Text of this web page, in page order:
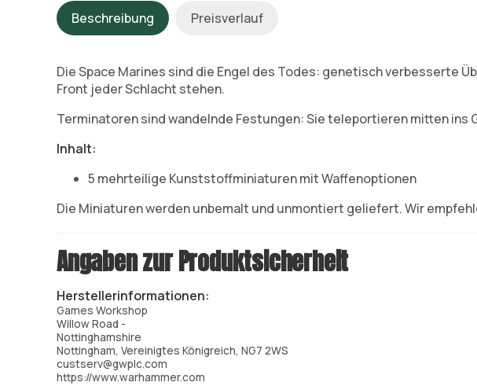
Beschreibung Preisverlauf
Die Space Marines sind die Engel des Todes: genetisch verbesserte
Front jeder Schlacht stehen.
Terminatoren sind wandelnde Festungen: Sie teleportieren mitten
Inhalt:
5 mehrteilige Kunststoffminiaturen mit Waffenoptionen
Die Miniaturen werden unbemalt und unmontiert geliefert. Wir
Angaben zur Produktsicherheit
Herstellerinformationen:
Games Workshop
Willow Road -
Nottinghamshire
Nottingham, Vereinigtes Königreich, NG7 2WS
custserv@gwplc.com
https://www.warhammer.com